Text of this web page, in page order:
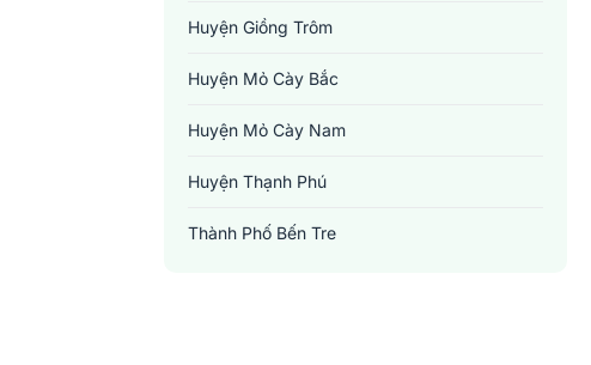
Huyện Giồng Trôm
Huyện Mỏ Cày Bắc
Huyện Mỏ Cày Nam
Huyện Thạnh Phú
Thành Phố Bến Tre